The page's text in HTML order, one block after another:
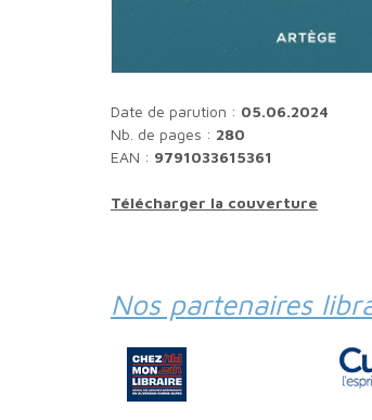
Date de parution : 05.06.2024
Nb. de pages : 280
EAN : 9791033615361
Télécharger la couverture
Nos partenaires